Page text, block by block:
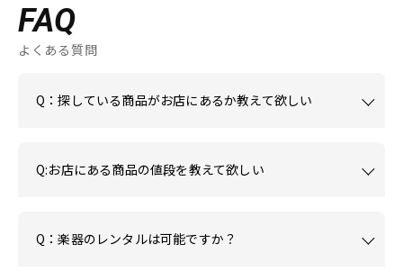
FAQ
よくある質問
Q：探している商品がお店にあるか教えて欲しい
Q:お店にある商品の値段を教えて欲しい
Q：楽器のレンタルは可能ですか？